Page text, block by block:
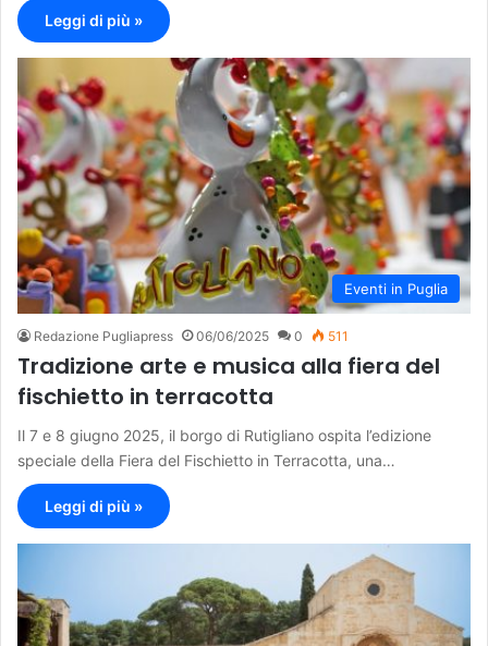
Leggi di più »
Eventi in Puglia
Redazione Pugliapress 06/06/2025 0 511
Tradizione arte e musica alla fiera del
fischietto in terracotta
Il 7 e 8 giugno 2025, il borgo di Rutigliano ospita l’edizione
speciale della Fiera del Fischietto in Terracotta, una…
Leggi di più »